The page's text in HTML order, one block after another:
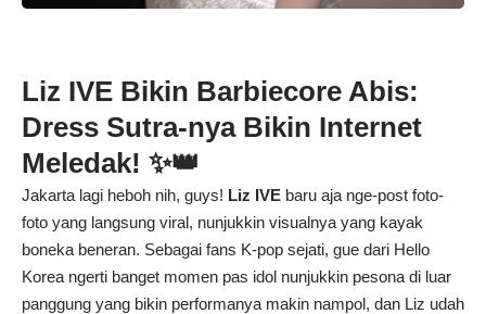
Liz IVE Bikin Barbiecore Abis:
Dress Sutra-nya Bikin Internet
Meledak! ✨👑
Jakarta lagi heboh nih, guys! Liz IVE baru aja nge-post foto-
foto yang langsung viral, nunjukkin visualnya yang kayak
boneka beneran. Sebagai fans K-pop sejati, gue dari Hello
Korea ngerti banget momen pas idol nunjukkin pesona di luar
panggung yang bikin performanya makin nampol, dan Liz udah